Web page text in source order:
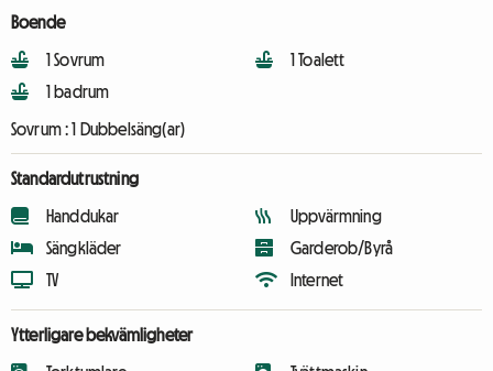
Boende
1 Sovrum
1 badrum
1 Toalett
Sovrum :1 Dubbelsäng(ar)
Standardutrustning
Handdukar
Sängkläder
TV
Uppvärmning
Garderob/Byrå
Internet
Ytterligare bekvämligheter